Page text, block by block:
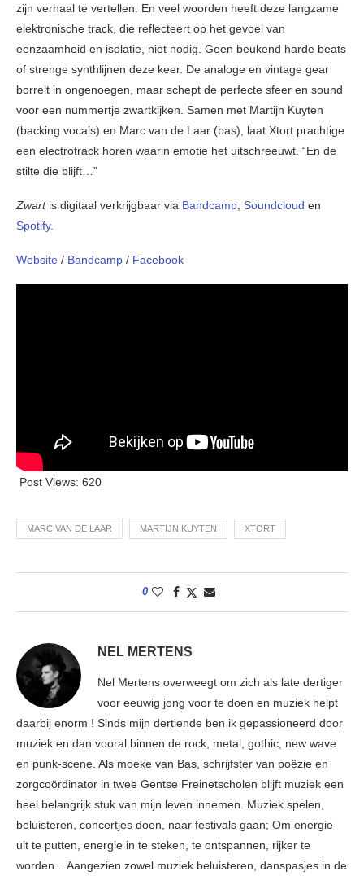
zijn verhaal te vertellen. En veel woorden heeft deze langzame
elektronische track, die reflecteert op het gevoel van
eenzaamheid en isolatie, niet nodig. Geen beukend harde beats
of strenge synthlijnen deze keer. De analoge en vintage gear
borrelt in ongenoegen, maar schept de perfecte sfeer en sound
voor een nummertje zwartkijken. Samen met Martijn Kuyten
(backing vocals) en Marc van de Laar (bas), laat Xtort prachtige
een electrotrack horen waarin emotie het uitschreeuwt. “En de
stilte die blijft…”
Zwartis digitaal verkrijgbaar via Bandcamp Soundcloud en
Spotify.
Website / Bandcamp / Facebook
Post Views: 620
MARC VAN DE LAAR MARTIJN KUYTEN XTORT
0
NEL MERTENS
Nel Mertens overweegt om zich als late dertiger
voor eeuwig jong voor te doen en muziek helpt
daarbij enorm ! Sinds mijn dertiende ben ik gepassioneerd door
muziek en dan vooral binnen de rock, metal, gothic, new wave
en punk-scene. Als moeke van Bas, schrijfster van poëzie en
zorgcoördinator in twee Gentse Freinetscholen blijft muziek een
heel belangrijk stuk van mijn leven innemen. Muziek spelen,
beluisteren, concertjes doen, naar festivals gaan; Om energie
uit te putten, energie in te steken, te ontspannen, rijker te
worden... Aangezien zowel muziek beluisteren, danspasjes in de